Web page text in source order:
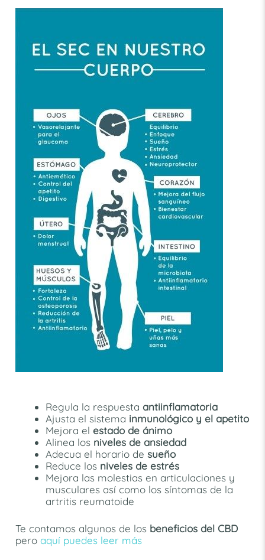
Regula la respuesta antiinflamatoria
Ajusta el sistema inmunológico y el apetito
Mejora el estado de ánimo
Alinea losniveles de ansiedad
Adecua el horario de sueño
Reduce los niveles de estrés
Mejora las molestias en articulaciones y
musculares así como los síntomas de la
artritis reumatoide
Te contamos algunos de los beneficios del CBD
pero aquí puedes leer más